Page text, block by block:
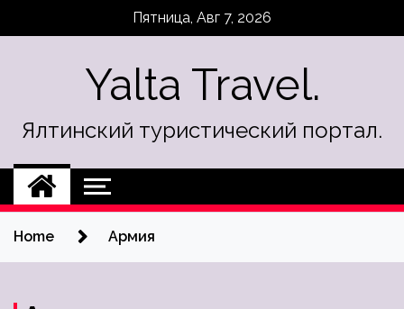
Пятница, Авг 7, 2026
Yalta Travel.
Ялтинский туристический портал.
Home Армия